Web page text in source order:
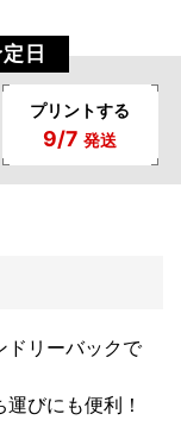
日
プリントする
9/7 発送
ドリーバックで
びにも便利！